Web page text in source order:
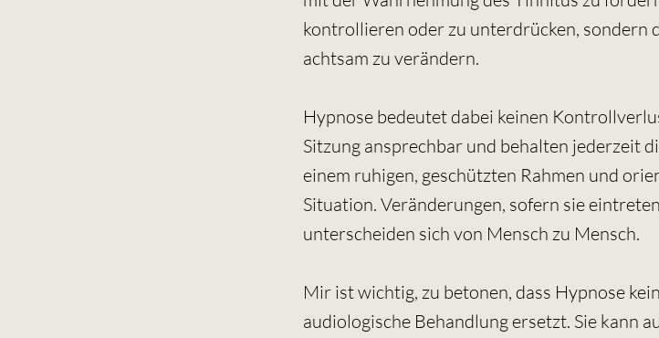
kontrollieren oder zu unterdrücken, sondern
achtsam zu verändern.
Hypnose bedeutet dabei keinen
Sitzung ansprechbar und behalten jederzeit
einem ruhigen, geschützten Rahmen und
Situation. Veränderungen, sofern sie
unterscheiden sich von Mensch zu Mensch.
Mir ist wichtig, zu betonen, dass Hypnose
audiologische Behandlung ersetzt. Sie kann